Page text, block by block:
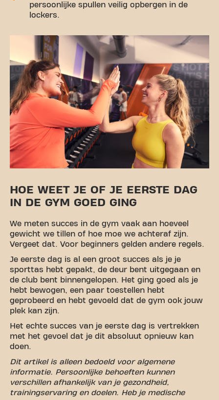
persoonlijke spullen veilig opbergen in de
lockers.
HOE WEET JE OF JE EERSTE DAG
IN DE GYM GOED GING
We meten succes in de gym vaak aan hoeveel
gewicht we tillen of hoe moe we achteraf zijn.
Vergeet dat. Voor beginners gelden andere regels.
Je eerste dag is al een groot succes als je je
sporttas hebt gepakt, de deur bent uitgegaan en
de club bent binnengelopen. Het ging goed als je
hebt bewogen, een paar toestellen hebt
geprobeerd en hebt gevoeld dat de gym ook jouw
plek kan zijn.
Het echte succes van je eerste dag is vertrekken
met het gevoel dat je dit absoluut opnieuw kan
doen.
Dit artikel is alleen bedoeld voor algemene
informatie. Persoonlijke behoeften kunnen
verschillen afhankelijk van je gezondheid,
trainingservaring en doelen. Heb je medische